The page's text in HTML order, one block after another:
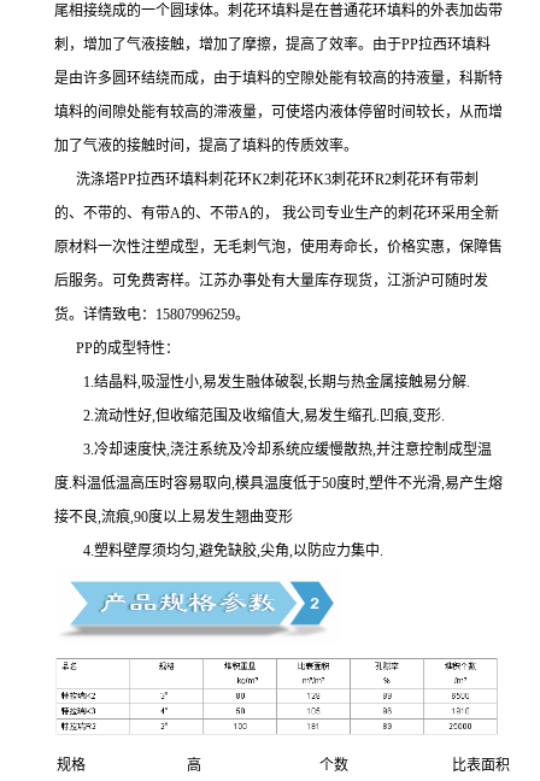
尾相接绕成的一个圆球体。刺花环填料是在普通花环填料的外表加齿带
刺，增加了气液接触，增加了摩擦，提高了效率。由于PP拉西环填料
是由许多圆环结绕而成，由于填料的空隙处能有较高的持液量，科斯特
填料的间隙处能有较高的滞液量，可使塔内液体停留时间较长，从而增
加了气液的接触时间，提高了填料的传质效率。
洗涤塔PP拉西环填料刺花环K2刺花环K3刺花环R2刺花环有带刺
的、不带的、有带A的、不带A的， 我公司专业生产的刺花环采用全新
原材料一次性注塑成型，无毛刺气泡，使用寿命长，价格实惠，保障售
后服务。可免费寄样。江苏办事处有大量库存现货，江浙沪可随时发
货。详情致电：15807996259。
PP的成型特性：
1.结晶料,吸湿性小,易发生融体破裂,长期与热金属接触易分解.
2.流动性好,但收缩范围及收缩值大,易发生缩孔.凹痕,变形.
3.冷却速度快,浇注系统及冷却系统应缓慢散热,并注意控制成型温
度.料温低温高压时容易取向,模具温度低于50度时,塑件不光滑,易产生熔
接不良,流痕,90度以上易发生翘曲变形
4.塑料壁厚须均匀,避免缺胶,尖角,以防应力集中.
规格 高 个数 比表面积